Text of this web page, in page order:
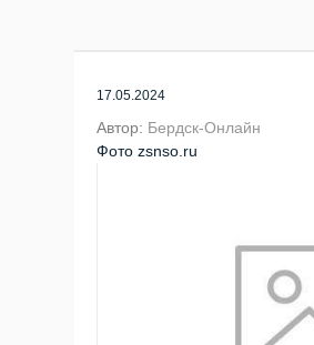
17.05.2024
Автор: Бердск-Онлайн
Фото zsnso.ru